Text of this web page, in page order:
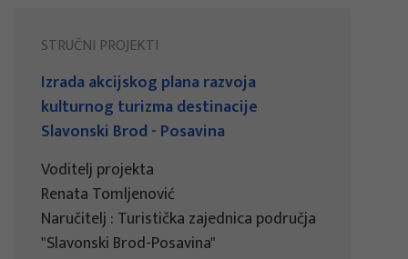
STRUČNI PROJEKTI
Izrada akcijskog plana razvoja
kulturnog turizma destinacije
Slavonski Brod - Posavina
Voditelj projekta
Renata Tomljenović
Naručitelj : Turistička zajednica područja
"Slavonski Brod-Posavina"